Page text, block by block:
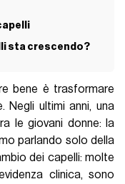
sta crescendo?
bene è trasformare
Negli ultimi anni, una
le giovani donne: la
parlando solo della
dei capelli: molte
clinica, sono